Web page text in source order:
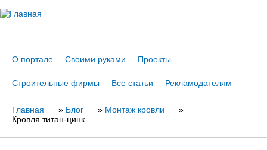
О портале Своими руками Проекты
Строительные фирмы Все статьи Рекламодателям
Вы
Главная » Блог » Монтаж кровли
»
Кровля титан-цинк